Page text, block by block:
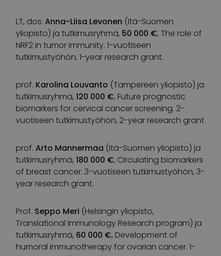
LT, dos. Anna-Liisa Levonen (Itä-Suomen
yliopisto) ja tutkimusryhmä, 50 000 €, The role of
NRF2 in tumor immunity. 1-vuotiseen
tutkimustyöhön, 1-year research grant.
prof. Karolina Louvanto (Tampereen yliopisto) ja
tutkimusryhmä, 120 000 €, Future prognostic
biomarkers for cervical cancer screening. 2-
vuotiseen tutkimustyöhön, 2-year research grant
prof. Arto Mannermaa (Itä-Suomen yliopisto) ja
tutkimusryhmä, 180 000 €, Circulating biomarkers
of breast cancer. 3-vuotiseen tutkimustyöhön, 3-
year research grant.
Prof. Seppo Meri (Helsingin yliopisto,
Translational Immunology Research program) ja
tutkimusryhmä, 60 000 €, Development of
humoral immunotherapy for ovarian cancer. 1-